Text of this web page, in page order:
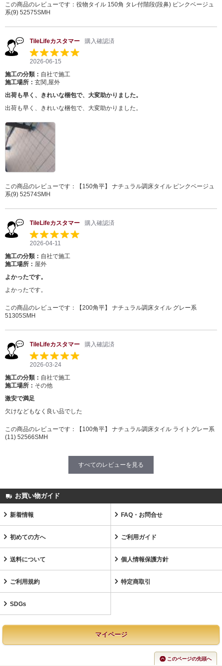
この商品のレビューです： 役物タイル 150角 タレ付階段(段鼻) ピンクベージュ
系(9) 52575SMH
TileLifeカスタマー 購入確認済
2026-06-15
施工の分類： 自社で施工
施工場所： 玄関,屋外
出荷も早く、きれいな梱包で、大変助かりました。
出荷も早く、きれいな梱包で、大変助かりました。
この商品のレビューです：
【150角平】 ナチュラル調床タイル ピンクベージュ
系(9) 52574SMH
TileLifeカスタマー 購入確認済
2026-04-11
施工の分類： 自社で施工
施工場所： 屋外
よかったです。
よかったです。
この商品のレビューです：
【200角平】 ナチュラル調床タイル グレー系
51305SMH
TileLifeカスタマー 購入確認済
2026-03-24
施工の分類： 自社で施工
施工場所： その他
激安で満足
欠けなどもなく良い品でした
この商品のレビューです：
【100角平】 ナチュラル調床タイル ライトグレー系
(11) 52566SMH
すべてのレビューを見る
お買い物ガイド
新着情報 FAQ・お問合せ
初めての方へ ご利用ガイド
送料について 個人情報保護方針
ご利用規約 特定商取引
SDGs
マイページ
このページの先頭へ